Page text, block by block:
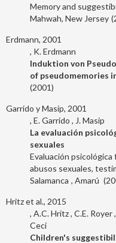
Memory and
Mahwah, New Jersey
Erdmann, 2001
K. Erdmann
Induktion von
of pseudomemories
2001
Garrido y Masip, 2001
E. Garrido
J. Masip
La evaluación
sexuales
Evaluación
abusos sexuales,
Amarú
Salamanca
Hritz et al., 2015
A.C. Hritz C.E. Royer
Ceci
Children's